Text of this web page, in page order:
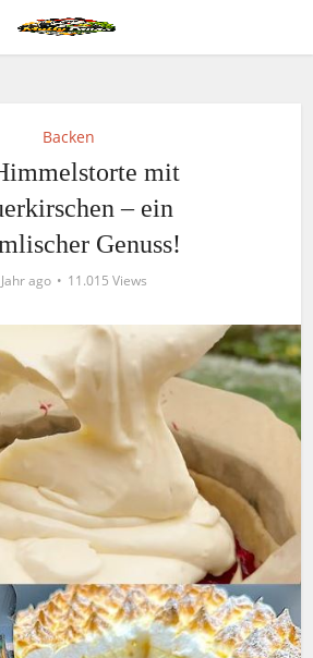
Backen
mit
– ein
Genuss!
ago 11.015 Views